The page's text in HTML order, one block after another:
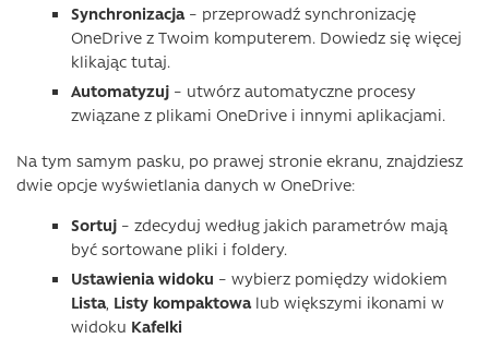
Synchronizacja– przeprowadź synchronizację
OneDrive z Twoim komputerem. Dowiedz się więcej
klikając tutaj.
Automatyzuj – utwórz automatyczne procesy
związane z plikami OneDrive i innymi aplikacjami.
Na tym samym pasku, po prawej stronie ekranu, znajdziesz
dwie opcje wyświetlania danych w OneDrive:
Sortuj – zdecyduj według jakich parametrów mają
być sortowane pliki i foldery.
Ustawienia widoku – wybierz pomiędzy widokiem
Lista, Listy kompaktowa lub większymi ikonami w
widoku Kafelki